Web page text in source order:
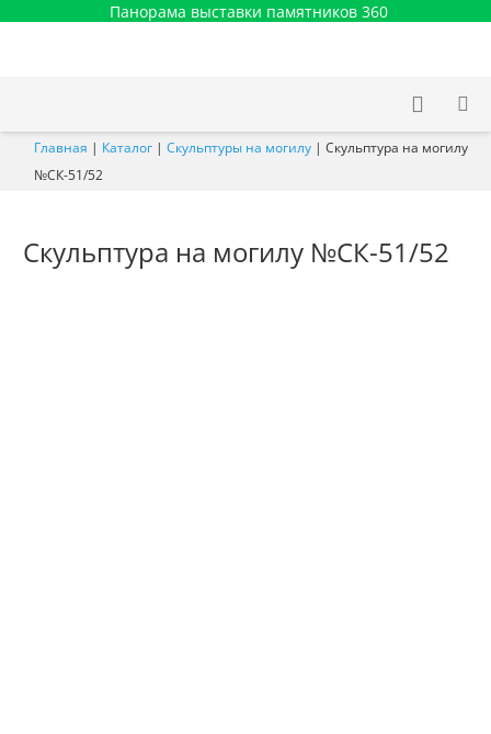
Панорама выставки памятников 360
Главная | Каталог | Скульптуры на могилу | Скульптура на могилу
№СК-51/52
Скульптура на могилу №СК-51/52